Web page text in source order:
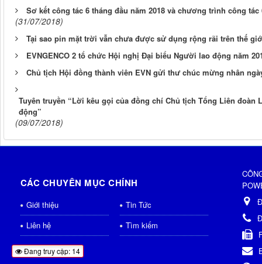
Sơ kết công tác 6 tháng đầu năm 2018 và chương trình công
(31/07/2018)
Tại sao pin mặt trời vẫn chưa được sử dụng rộng rãi trên thế
EVNGENCO 2 tổ chức Hội nghị Đại biểu Người lao động năm
Chủ tịch Hội đồng thành viên EVN gửi thư chúc mừng nhân
Tuyên truyền “Lời kêu gọi của đồng chí Chủ tịch Tổng Liên
động”
(09/07/2018)
CÁC CHUYÊN MỤC CHÍNH
Giới thiệu
Tin Tức
Liên hệ
Tìm kiếm
Đang truy cập: 14